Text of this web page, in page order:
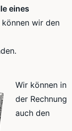
eines
wir den
Wir können in
der Rechnung
auch den